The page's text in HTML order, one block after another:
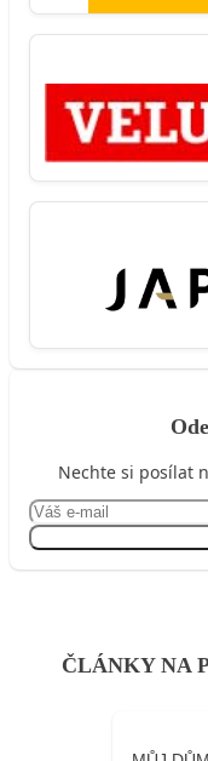
Nechte si posílat
ČLÁNKY NA